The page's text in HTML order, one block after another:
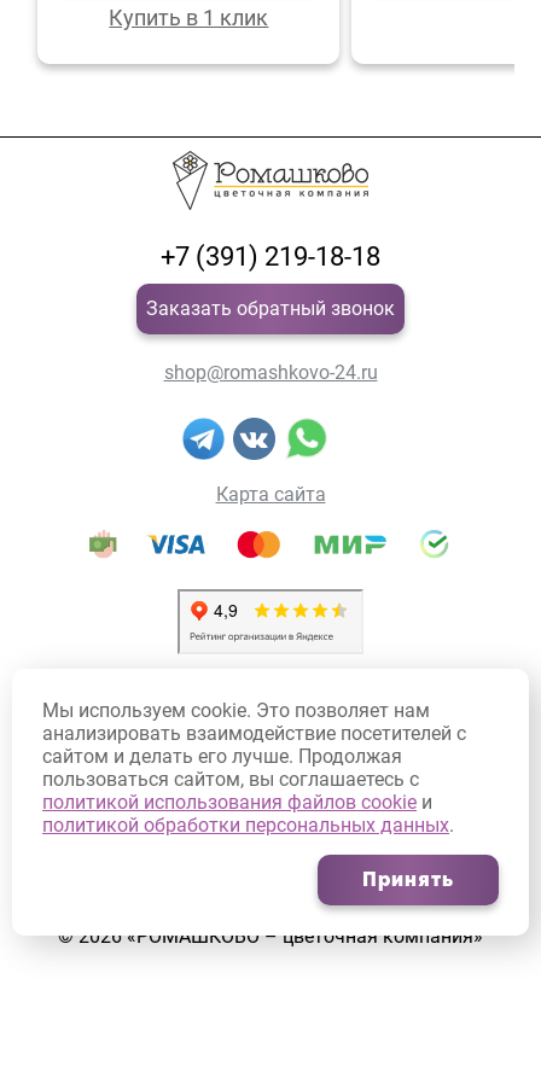
Купить в 1 клик
+7 (391) 219-18-18
Заказать обратный звонок
shop@romashkovo-24.ru
Карта сайта
Политика использования Cookie
Договор оферты
Согласие на обработку персональных данных
Согласие на получение рекламных рассылок
©2026«РОМАШКОВО – цветочная компания»
Мы используем cookie. Это позволяет нам
анализировать взаимодействие посетителей с
сайтом и делать его лучше. Продолжая
пользоваться сайтом, вы соглашаетесь с
политикой использования файлов cookie и
политикой обработки персональных данных.
Принять